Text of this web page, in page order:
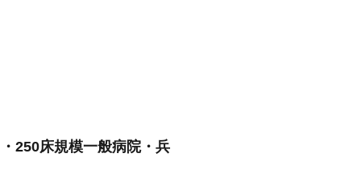
250床規模一般病院・兵